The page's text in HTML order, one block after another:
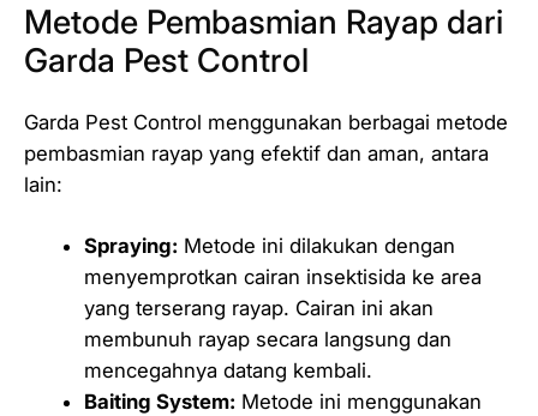
Metode Pembasmian Rayap dari
Garda Pest Control
Garda Pest Control menggunakan berbagai metode
pembasmian rayap yang efektif dan aman, antara
lain:
Spraying: Metode ini dilakukan dengan
menyemprotkan cairan insektisida ke area
yang terserang rayap. Cairan ini akan
membunuh rayap secara langsung dan
mencegahnya datang kembali.
Baiting System: Metode ini menggunakan